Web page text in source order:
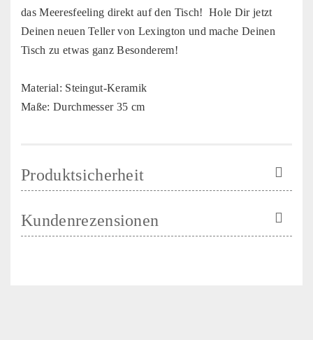
das Meeresfeeling direkt auf den Tisch! Hole Dir jetzt
Deinen neuen Teller von Lexington und mache Deinen
Tisch zu etwas ganz Besonderem!
Material: Steingut-Keramik
Maße: Durchmesser 35 cm
Produktsicherheit
Kundenrezensionen